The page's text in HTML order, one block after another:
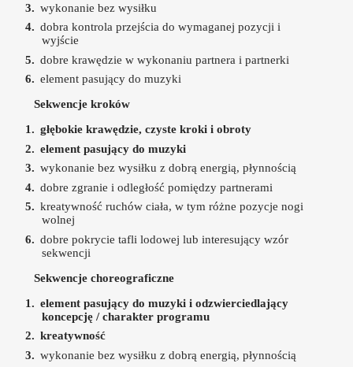
wykonanie bez wysiłku
dobra kontrola przejścia do wymaganej pozycji i
wyjście
dobre krawędzie w wykonaniu partnera i partnerki
element pasujący do muzyki
Sekwencje kroków
głębokie krawędzie, czyste kroki i obroty
element pasujący do muzyki
wykonanie bez wysiłku z dobrą energią, płynnością
dobre zgranie i odległość pomiędzy partnerami
kreatywność ruchów ciała, w tym różne pozycje nogi
wolnej
dobre pokrycie tafli lodowej lub interesujący wzór
sekwencji
Sekwencje choreograficzne
element pasujący do muzyki i odzwierciedlający
koncepcję / charakter programu
kreatywność
wykonanie bez wysiłku z dobrą energią, płynnością